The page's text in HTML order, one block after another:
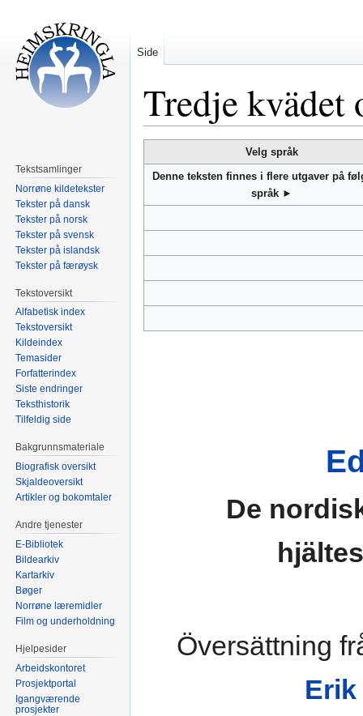
Tredje kvädet
til
navigering
til
søk
Velg språk
Denne teksten finnes i flere utgaver på
språk ►
De
Översättning
Side
Tekstsamlinger
Norrøne kildetekster
Tekster på dansk
Tekster på norsk
Tekster på svensk
Tekster på islandsk
Tekster på færøysk
Tekstoversikt
Alfabetisk index
Tekstoversikt
Kildeindex
Temasider
Forfatterindex
Siste endringer
Teksthistorik
Tilfeldig side
Bakgrunnsmateriale
Biografisk oversikt
Skjaldeoversikt
Artikler og bokomtaler
Andre tjenester
E-Bibliotek
Bildearkiv
Kartarkiv
Bøger
Norrøne læremidler
Film og underholdning
Hjelpesider
Arbeidskontoret
Prosjektportal
Igangværende
prosjekter